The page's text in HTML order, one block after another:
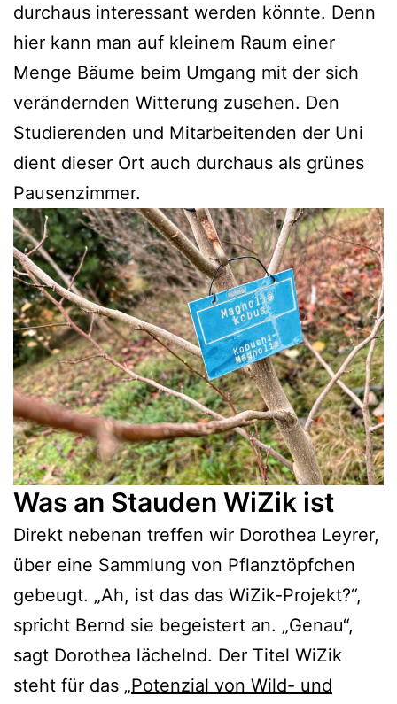
durchaus interessant werden könnte. Denn
hier kann man auf kleinem Raum einer
Menge Bäume beim Umgang mit der sich
verändernden Witterung zusehen. Den
Studierenden und Mitarbeitenden der Uni
dient dieser Ort auch durchaus als grünes
Pausenzimmer.
Was an Stauden WiZik ist
Direkt nebenan treffen wir Dorothea Leyrer,
über eine Sammlung von Pflanztöpfchen
gebeugt. „Ah, ist das das WiZik-Projekt?“,
spricht Bernd sie begeistert an. „Genau“,
sagt Dorothea lächelnd. Der Titel WiZik
steht für das „Potenzial von Wild- und